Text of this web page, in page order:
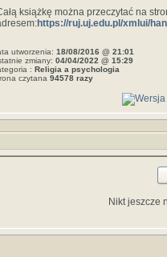
książkę można przeczytać na
https://ruj.uj.edu.pl/xmlui/
utworzenia: 18/08/2016 @ 21:01
zmiany: 04/04/2022 @ 15:29
: Religia a psychologia
czytana 94578 razy
Nikt jeszcze